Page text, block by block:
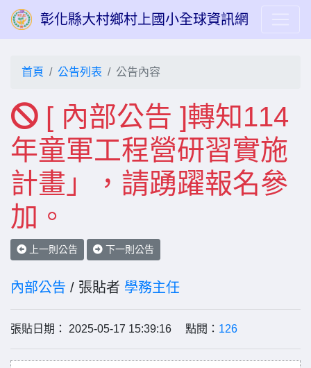
彰化縣大村鄉村上國小全球資訊網
首頁 公告列表 公告內容
[ 內部公告 ]轉知114
年童軍工程營研習實施
計畫」，請踴躍報名參
加。
上一則公告 下一則公告
內部公告 / 張貼者 學務主任
張貼日期： 2025-05-17 15:39:16 點閱： 126